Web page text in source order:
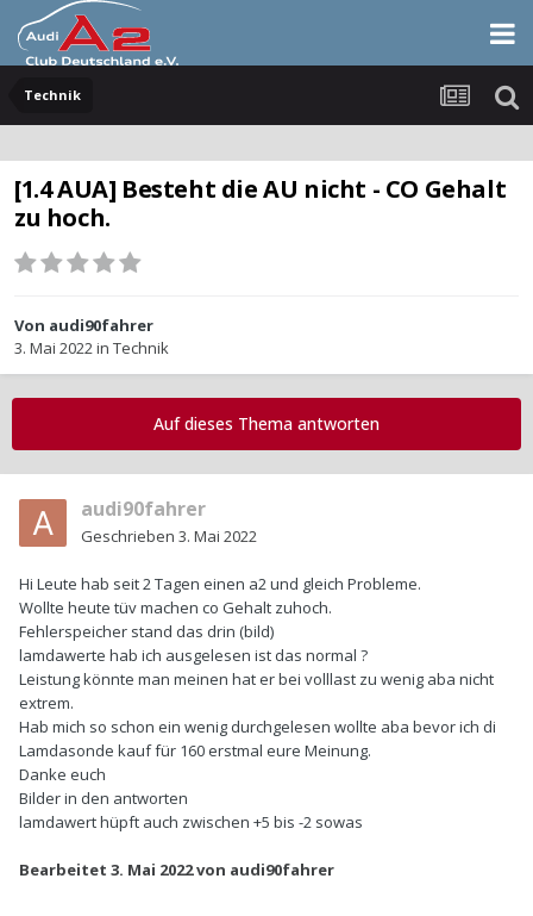
Technik
[1.4 AUA] Besteht die AU nicht - CO Gehalt
zu hoch.
Von audi90fahrer
3. Mai 2022in Technik
Auf dieses Thema antworten
audi90fahrer
Geschrieben 3. Mai 2022
Hi Leute hab seit 2 Tagen einen a2 und gleich Probleme.
Wollte heute tüv machen co Gehalt zuhoch.
Fehlerspeicher stand das drin (bild)
lamdawerte hab ich ausgelesen ist das normal ?
Leistung könnte man meinen hat er bei volllast zu wenig aba nicht
extrem.
Hab mich so schon ein wenig durchgelesen wollte aba bevor ich di
Lamdasonde kauf für 160 erstmal eure Meinung.
Danke euch
Bilder in den antworten
lamdawert hüpft auch zwischen +5 bis -2 sowas
Bearbeitet 3. Mai 2022von audi90fahrer